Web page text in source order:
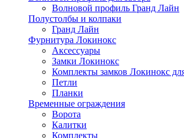
Волновой профиль Гранд Лайн
Полустолбы и колпаки
Гранд Лайн
Фурнитура Локинокс
Аксессуары
Замки Локинокс
Комплекты замков Локинокс
Петли
Планки
Временные ограждения
Ворота
Калитки
Комплекты